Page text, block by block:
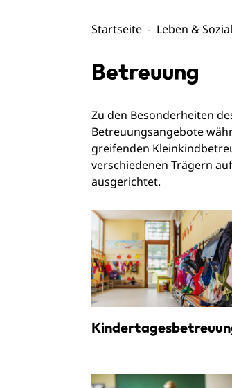
Startseite Leben &
Betreuung
Zu den Besonderheiten
Betreuungsangebote
greifenden
verschiedenen Trägern
ausgerichtet.